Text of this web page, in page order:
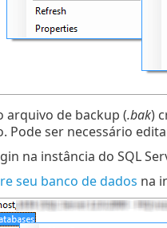
arquivo de backup (.bak)
Pode ser necessário
na instância do SQL
seu banco de dados na